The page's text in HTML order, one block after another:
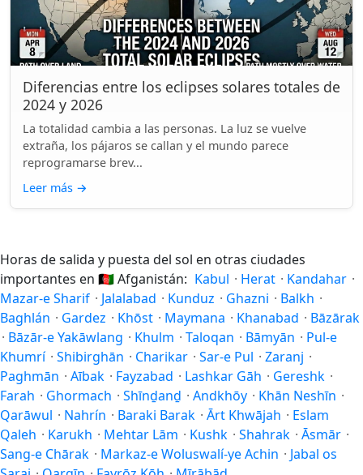
Diferencias entre los eclipses solares totales de
2024 y 2026
La totalidad cambia a las personas. La luz se vuelve
extraña, los pájaros se callan y el mundo parece
reprogramarse brev...
Leer más →
Horas de salida y puesta del sol en otras ciudades
importantes en 🇦🇫Afganistán: Kabul · Herat · Kandahar ·
Mazar-e Sharif · Jalalabad · Kunduz · Ghazni · Balkh ·
Baghlán · Gardez · Khōst · Maymana · Khanabad · Bāzārak
· Bāzār-e Yakāwlang · Khulm · Taloqan · Bāmyān · Pul-e
Khumrí · Shibirghān · Charikar · Sar-e Pul · Zaranj ·
Paghmān · Aībak · Fayzabad · Lashkar Gāh · Gereshk ·
Farah · Ghormach · Shīnḏanḏ · Andkhōy · Khān Neshīn ·
Qarāwul · Nahrín · Baraki Barak · Ārt Khwājah · Eslam
Qaleh · Karukh · Mehtar Lām · Kushk · Shahrak · Āsmār ·
Sang-e Chārak · Markaz-e Woluswalí-ye Achin · Jabal os